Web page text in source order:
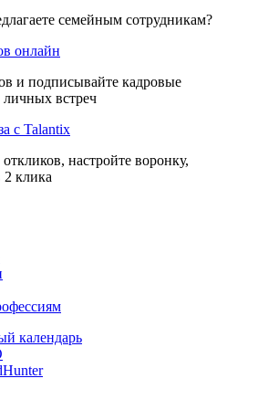
семейным сотрудникам?
онлайн
и подписывайте кадровые
личных встреч
с Talantix
настройте воронку,
2 клика
календарь